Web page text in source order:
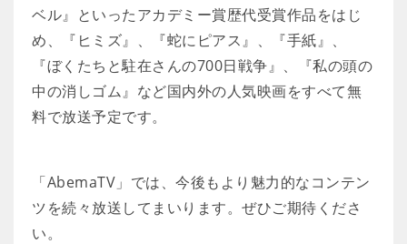
ベル』といったアカデミー賞歴代受賞作品をはじ
め、『ヒミズ』、『蛇にピアス』、『手紙』、
『ぼくたちと駐在さんの700日戦争』、『私の頭の
中の消しゴム』など国内外の人気映画をすべて無
料で放送予定です。
「AbemaTV」では、今後もより魅力的なコンテン
ツを続々放送してまいります。ぜひご期待くださ
い。